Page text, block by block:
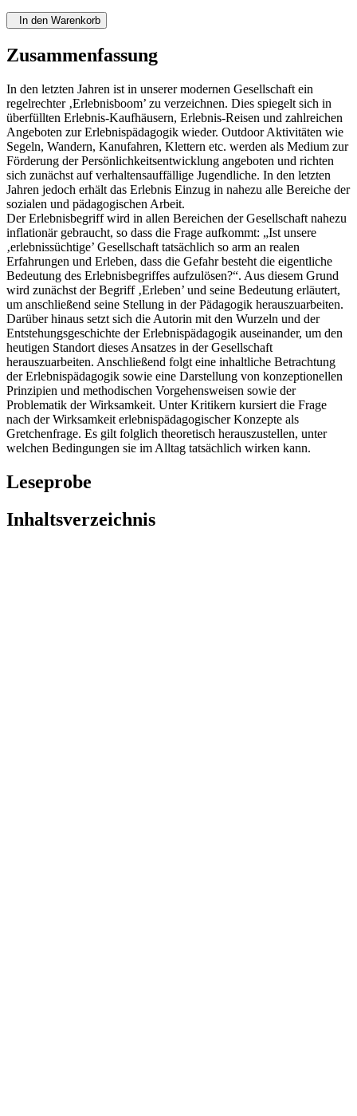
In den Warenkorb
Zusammenfassung
In den letzten Jahren ist in unserer modernen Gesellschaft ein
regelrechter ‚Erlebnisboom’ zu verzeichnen. Dies spiegelt sich in
überfüllten Erlebnis-Kaufhäusern, Erlebnis-Reisen und zahlreichen
Angeboten zur Erlebnispädagogik wieder. Outdoor Aktivitäten wie
Segeln, Wandern, Kanufahren, Klettern etc. werden als Medium zur
Förderung der Persönlichkeitsentwicklung angeboten und richten
sich zunächst auf verhaltensauffällige Jugendliche. In den letzten
Jahren jedoch erhält das Erlebnis Einzug in nahezu alle Bereiche der
sozialen und pädagogischen Arbeit.
Der Erlebnisbegriff wird in allen Bereichen der Gesellschaft nahezu
inflationär gebraucht, so dass die Frage aufkommt: „Ist unsere
‚erlebnissüchtige’ Gesellschaft tatsächlich so arm an realen
Erfahrungen und Erleben, dass die Gefahr besteht die eigentliche
Bedeutung des Erlebnisbegriffes aufzulösen?“. Aus diesem Grund
wird zunächst der Begriff ‚Erleben’ und seine Bedeutung erläutert,
um anschließend seine Stellung in der Pädagogik herauszuarbeiten.
Darüber hinaus setzt sich die Autorin mit den Wurzeln und der
Entstehungsgeschichte der Erlebnispädagogik auseinander, um den
heutigen Standort dieses Ansatzes in der Gesellschaft
herauszuarbeiten. Anschließend folgt eine inhaltliche Betrachtung
der Erlebnispädagogik sowie eine Darstellung von konzeptionellen
Prinzipien und methodischen Vorgehensweisen sowie der
Problematik der Wirksamkeit. Unter Kritikern kursiert die Frage
nach der Wirksamkeit erlebnispädagogischer Konzepte als
Gretchenfrage. Es gilt folglich theoretisch herauszustellen, unter
welchen Bedingungen sie im Alltag tatsächlich wirken kann.
Leseprobe
Inhaltsverzeichnis